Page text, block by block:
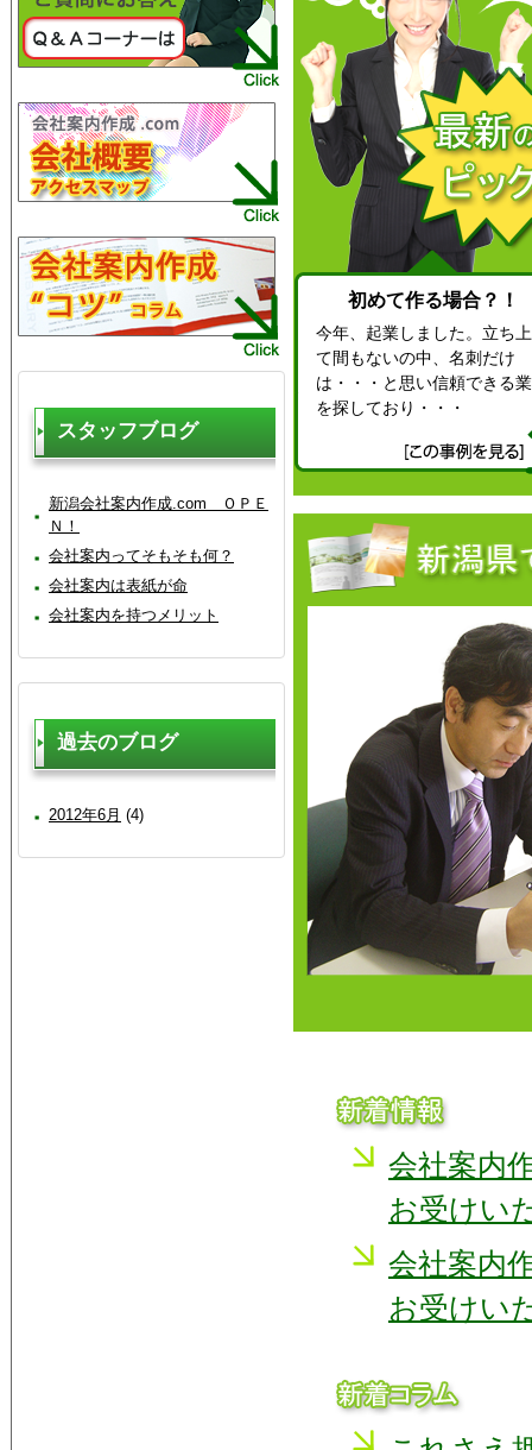
初めて作る場合？！
今年、起業しました。立ち
て間もないの中、名刺だけ
は・・・と思い信頼できる
を探しており・・・
会社案内
お受けい
会社案内
お受けい
スタッフブログ
新潟会社案内作成.com ＯＰＥ
Ｎ！
会社案内ってそもそも何？
会社案内は表紙が命
会社案内を持つメリット
過去のブログ
2012年6月 (4)